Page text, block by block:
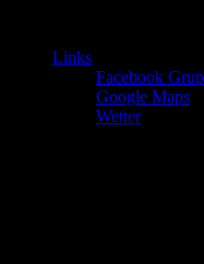
Links
Facebook
Google Maps
Wetter